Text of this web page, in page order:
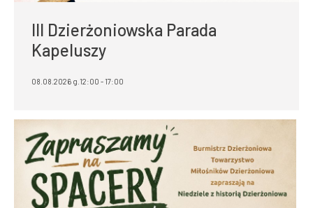
III Dzierżoniowska Parada
Kapeluszy
08.08.2026 g.12:00 - 17:00